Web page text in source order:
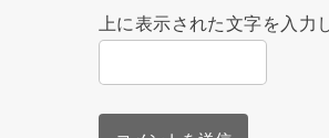
上に表示された文字を入力